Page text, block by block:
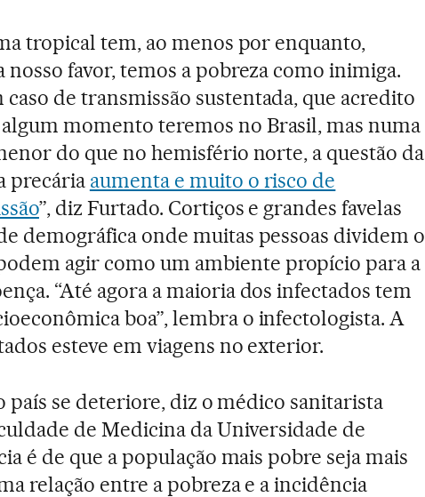
tropical tem, ao menos por enquanto,
nosso favor, temos a pobreza como inimiga.
caso de transmissão sustentada, que acredito
momento teremos no Brasil, mas numa
do que no hemisfério norte, a questão da
precária aumenta e muito o risco de
”, diz Furtado. Cortiços e grandes favelas
demográfica onde muitas pessoas dividem o
agir como um ambiente propício para a
“Até agora a maioria dos infectados tem
boa”, lembra o infectologista. A
esteve em viagens no exterior.
país se deteriore, diz o médico sanitarista
de Medicina da Universidade de
é de que a população mais pobre seja mais
relação entre a pobreza e a incidência